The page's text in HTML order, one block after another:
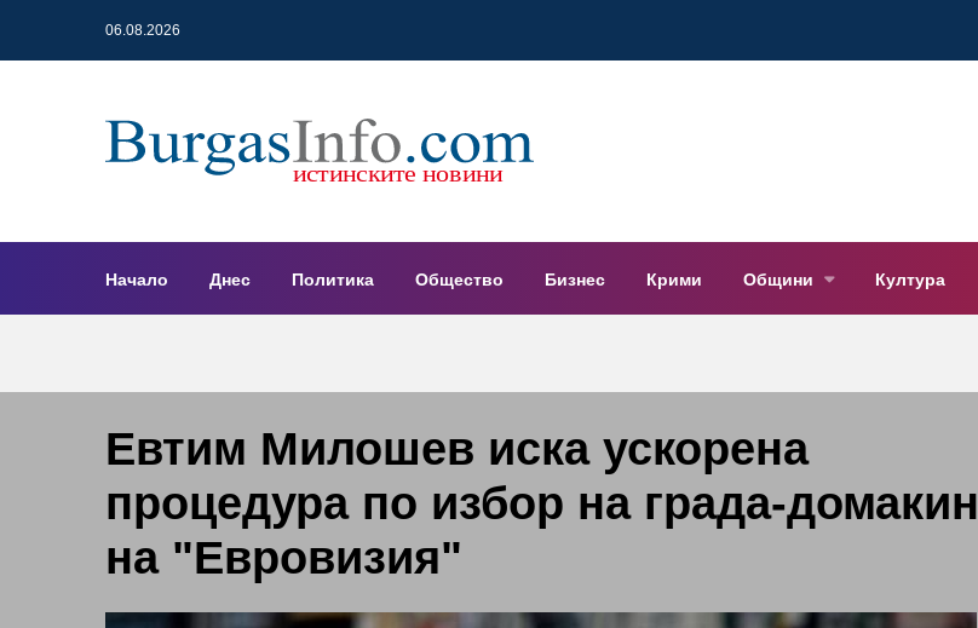
06.08.2026
Начало Днес Политика Общество Бизнес Крими Общини Култура
Евтим Милошев иска ускорена
процедура по избор на града-домакин
на "Евровизия"